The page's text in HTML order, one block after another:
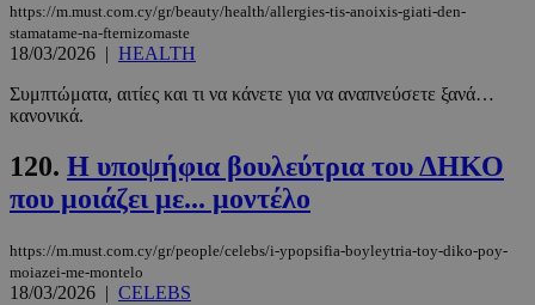
https://m.must.com.cy/gr/beauty/health/allergies-tis-anoixis-giati-den-
stamatame-na-fternizomaste
18/03/2026 | HEALTH
Συμπτώματα, αιτίες και τι να κάνετε για να αναπνεύσετε ξανά…
κανονικά.
120. Η υποψήφια βουλεύτρια του ΔΗΚΟ
που μοιάζει με... μοντέλο
https://m.must.com.cy/gr/people/celebs/i-ypopsifia-boyleytria-toy-diko-poy-
moiazei-me-montelo
18/03/2026 | CELEBS